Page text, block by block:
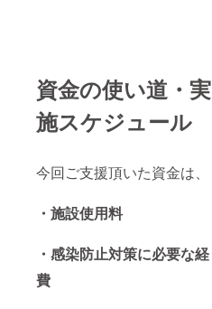
資金の使い道・実
施スケジュール
今回ご支援頂いた資金は、
・施設使用料
・感染防止対策に必要な経
費